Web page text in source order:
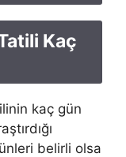
Kaç
kaç gün
belirli olsa